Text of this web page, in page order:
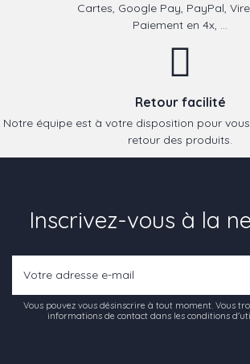
Cartes, Google Pay, PayPal,
Paiement en 4x, ...
Retour facilité
Notre équipe est à votre disposition pour
retour des produits.
Inscrivez-vous à la
Vous pouvez vous désinscrire à tout moment. Vous
informations de contact dans les conditions